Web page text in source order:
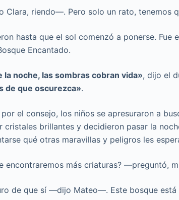
riendo—. Pero solo un rato, tenemos
hasta que el sol comenzó a ponerse.
Encantado.
la noche, las sombras cobran vida», dijo el
de que oscurezca».
el consejo, los niños se apresuraron a
cristales brillantes y decidieron pasar la
qué otras maravillas y peligros les
encontraremos más criaturas? —preguntó,
de que sí —dijo Mateo—. Este bosque está